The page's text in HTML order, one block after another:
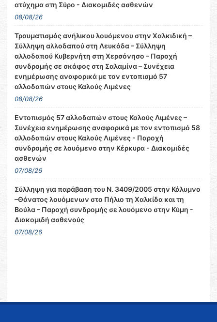
ατύχημα στη Σύρο - Διακομιδές ασθενών
08/08/26
Τραυματισμός ανήλικου λουόμενου στην Χαλκιδική –
Σύλληψη αλλοδαπού στη Λευκάδα – Σύλληψη
αλλοδαπού Κυβερνήτη στη Χερσόνησο – Παροχή
συνδρομής σε σκάφος στη Σαλαμίνα – Συνέχεια
ενημέρωσης αναφορικά με τον εντοπισμό 57
αλλοδαπών στους Καλούς Λιμένες
08/08/26
Εντοπισμός 57 αλλοδαπών στους Καλούς Λιμένες –
Συνέχεια ενημέρωσης αναφορικά με τον εντοπισμό 58
αλλοδαπών στους Καλούς Λιμένες - Παροχή
συνδρομής σε λουόμενο στην Κέρκυρα - Διακομιδές
ασθενών
07/08/26
Σύλληψη για παράβαση του Ν. 3409/2005 στην Κάλυμνο
–Θάνατος λουόμενων στο Πήλιο τη Χαλκίδα και τη
Βούλα – Παροχή συνδρομής σε λουόμενο στην Κύμη -
Διακομιδή ασθενούς
07/08/26